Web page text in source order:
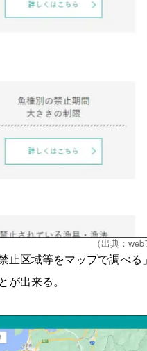
（出典：
止区域等をマップで調べ
が出来る。